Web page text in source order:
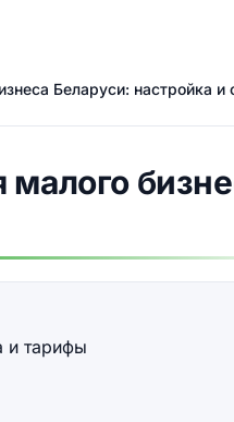
Беларуси: настройка и
малого
и тарифы